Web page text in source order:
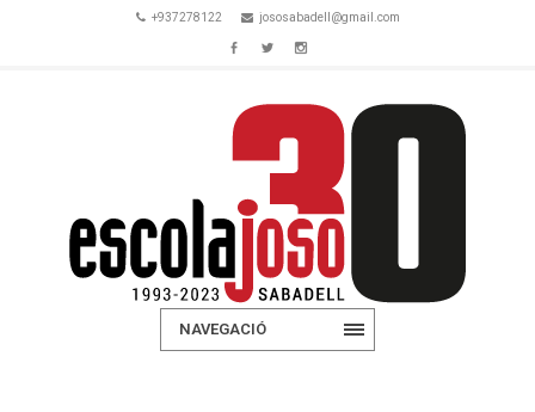
+937278122 jososabadell@gmail.com
NAVEGACIÓ